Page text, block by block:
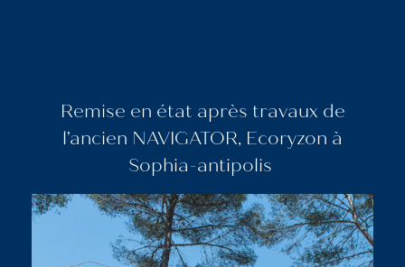
Remise en état après travaux de
l’ancien NAVIGATOR, Ecoryzon à
Sophia-antipolis